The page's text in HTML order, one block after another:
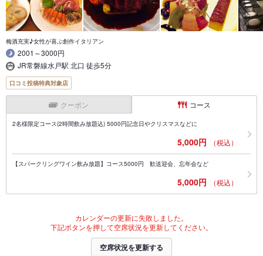
梅酒充実♪女性が喜ぶ創作イタリアン
2001～3000円
JR常磐線水戸駅 北口 徒歩5分
口コミ投稿特典対象店
クーポン コース
2名様限定コース(2時間飲み放題込) 5000円記念日やクリスマスなどに
5,000円 （税込）
【スパークリングワイン飲み放題】コース5000円 歓送迎会、忘年会など
5,000円 （税込）
カレンダーの更新に失敗しました。
下記ボタンを押して空席状況を更新してください。
空席状況を更新する